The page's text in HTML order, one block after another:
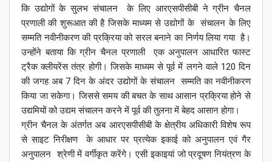
कि उद्योगों के सुलभ संचालन के लिए आरएसपीसीबी ने ग्रीन चैनल
प्रणाली की शुरूआत की है जिसके माध्यम से उद्योगों के संचालन के लिए
सम्मति नवीनीकरण की प्रक्रिया को सरल बनाने का निर्णय लिया गया है।
उन्होंने बताया कि ग्रीन चैनल प्रणाली एक अनुपालन आधारित फास्ट
ट्रैक क्लीयरेंस तंत्र होगी। जिसके माध्यम से पूर्व में लगने वाले 120 दिन
की जगह अब 7 दिन के अंदर उद्योगों के संचालन सम्मति का नवीनीकरण
किया जा सकेगा। जिससे समय की बचत के साथ आसान प्रक्रिया होने से
उद्यमियों को उद्यम संचालन करने में पूर्व की तुलना में बेहद आसान होगा।
ग्रीन चैनल के अंतर्गत अब आरएसपीसीबी के क्षेत्रीय अधिकारी विशेष रूप
से साइट निरीक्षण के आधार पर प्रत्येक इकाई को अनुपालन एवं गैर
अनुपालन श्रेणी में वर्गीकृत करेंगे। एसी इकाइयां जो प्रदूषण नियंत्रण के